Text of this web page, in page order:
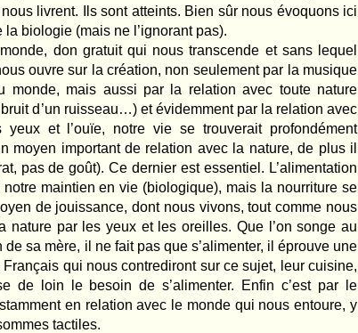
livrent. Ils sont atteints. Bien sûr nous évoquons ici
biologie (mais ne l’ignorant pas).
don gratuit qui nous transcende et sans lequel
ouvre sur la création, non seulement par la musique
monde, mais aussi par la relation avec toute nature
d’un ruisseau…) et évidemment par la relation avec
yeux et l’ouïe, notre vie se trouverait profondément
moyen important de relation avec la nature, de plus il
pas de goût). Ce dernier est essentiel. L’alimentation
maintien en vie (biologique), mais la nourriture se
de jouissance, dont nous vivons, tout comme nous
nature par les yeux et les oreilles. Que l’on songe au
sa mère, il ne fait pas que s’alimenter, il éprouve une
qui nous contrediront sur ce sujet, leur cuisine,
de loin le besoin de s’alimenter. Enfin c’est par le
en relation avec le monde qui nous entoure, y
tactiles.